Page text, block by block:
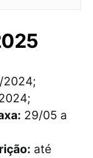
2024;
29/05 a
até